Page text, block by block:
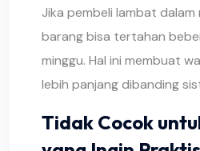
Jika pembeli lambat dalam
barang bisa tertahan
minggu. Hal ini membuat
lebih panjang dibanding
Tidak Cocok